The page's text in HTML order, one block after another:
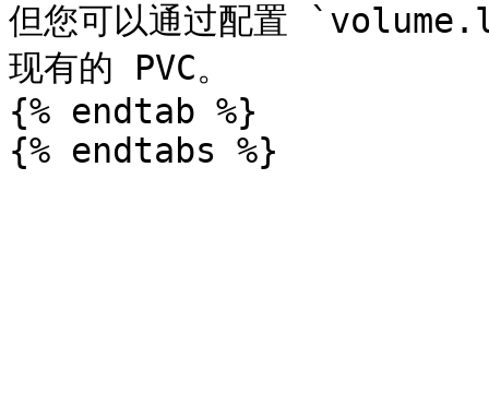
但您可以通过配置
现有的 PVC。
{% endtab %}